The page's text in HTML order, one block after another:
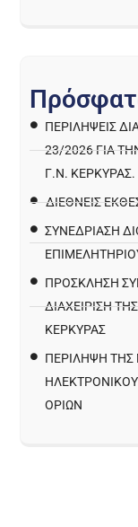
Πρόσφατ
ΠΕΡΙΛΉΨΕΙΣ
23/2026 ΓΙΑ
Γ.Ν. ΚΈΡΚΥΡΑΣ.
ΔΙΕΘΝΕΙΣ
ΣΥΝΕΔΡΙΑΣΗ
ΠΡΌΣΚΛΗΣΗ
ΔΙΑΧΕΊΡΙΣΗ
ΚΈΡΚΥΡΑΣ
ΠΕΡΙΛΗΨΗ ΤΗΣ
ΟΡΙΩΝ